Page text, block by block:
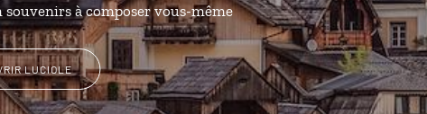
souvenirs à composer vous-même
LUCIOLE